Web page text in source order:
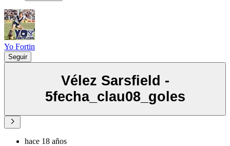
Yo Fortin
Seguir
Vélez Sarsfield -
5fecha_clau08_goles
hace 18 años